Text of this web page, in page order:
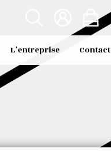
L’entreprise Contact